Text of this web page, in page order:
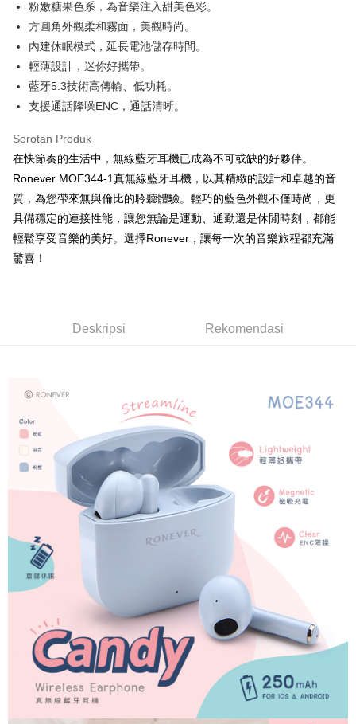
Google Pay
AFTEE
Deskripsi
Pertama, Mengenai Perkhidmatan AFTEE Beli Sekarang Bayar Kemudian
1. Dengan memilih AFTEE sebagai kaedah pembayaran, mesej
3. Tiada bayaran diperlukan apabila pesanan disahkan. Produk akan
dihantar ke alamat yang ditetapkan.
4. Setelah pesanan disahkan, anda akan menerima SMS pembayaran
manakala ahli aplikasi akan menerima pemberitahuan tolak aplikasi
AFTEE.
5. Tiada bayaran diperlukan apabila anda menerima produk. Sila buat
pembayaran di empat kedai serbaneka utama, ATM atau perbankan
dalam talian dengan SMS pembayaran atau pemberitahuan tolak aplikasi
AFTEE.
sehingga 45 hari.
boleh melanjutkan tempoh pembayaran anda sebelum anda menerima
pesanan. Walau bagaimanapun, tiada jaminan bahawa anda boleh
menerima pesanan anda semasa tempoh pembayaran (cth.: produk
prapesanan atau produk yang mungkin mengambil masa yang lebih
lama untuk dihantar). Oleh itu, anda dikehendaki membuat pembayaran
kepada AFTEE dalam tempoh sama ada anda menerima pesanan.
Kedua, Sekatan Pembayaran
1. Jumlah yang diperakui untuk pengguna kali pertama boleh sehingga
NT$10,000. Amaun diperakui sebenar yang diluluskan akan berdasarkan
keputusan pensijilan dan semakan oleh AFTEE.
2. Amaun perbelanjaan minimum mestilah lebih besar daripada NT$20.
3. Pada masa ini hanya tersedia untuk ahli Taiwan.
Ketiga, Syarat Perkhidmatan
Perkhidmatan AFTEE Beli Sekarang Bayar Kemudian disediakan oleh NP
Taiwan, Inc. dan AFTEE akan membuat bil kepada pengguna. AFTEE
akan menggunakan data peribadi yang dikumpul (termasuk nama
pembeli, no. telefon, nama penerima, no. telefon, alamat penerima) untuk
penggunaan perkhidmatan. Sila rujuk kepada "Penyata Pengumpulan
Data Peribadi, Pemprosesan, Penggunaan"
(https://aftee.tw/privacypolicy/ ) untuk maklumat lanjut.
Jumlah yang diperakui untuk pengguna kali pertama yang lulus
Pemindahan ATM
Pilihan Penghantaran
全家取貨付款
NT$60/pesanan | Penghantaran percuma untuk pesanan
NT$599 atau lebih
付款後全家取貨
NT$60/pesanan | Penghantaran percuma untuk pesanan
NT$60/pesanan | Penghantaran percuma untuk pesanan
NT$60/pesanan | Penghantaran percuma untuk pesanan
NT$120/pesanan | Penghantaran percuma untuk pesanan
NT$899 atau lebih
粉嫩糖果色系，為音樂注入甜美色彩。
方圓角外觀柔和霧面，美觀時尚。
內建休眠模式，延長電池儲存時間。
輕薄設計，迷你好攜帶。
藍牙5.3技術高傳輸、低功耗。
支援通話降噪ENC，通話清晰。
Sorotan Produk
在快節奏的生活中，無線藍牙耳機已成為不可或缺的好夥伴。
Ronever MOE344-1真無線藍牙耳機，以其精緻的設計和卓越的音
質，為您帶來無與倫比的聆聽體驗。輕巧的藍色外觀不僅時尚，更
具備穩定的連接性能，讓您無論是運動、通勤還是休閒時刻，都能
輕鬆享受音樂的美好。選擇Ronever，讓每一次的音樂旅程都充滿
驚喜！
Deskripsi Rekomendasi